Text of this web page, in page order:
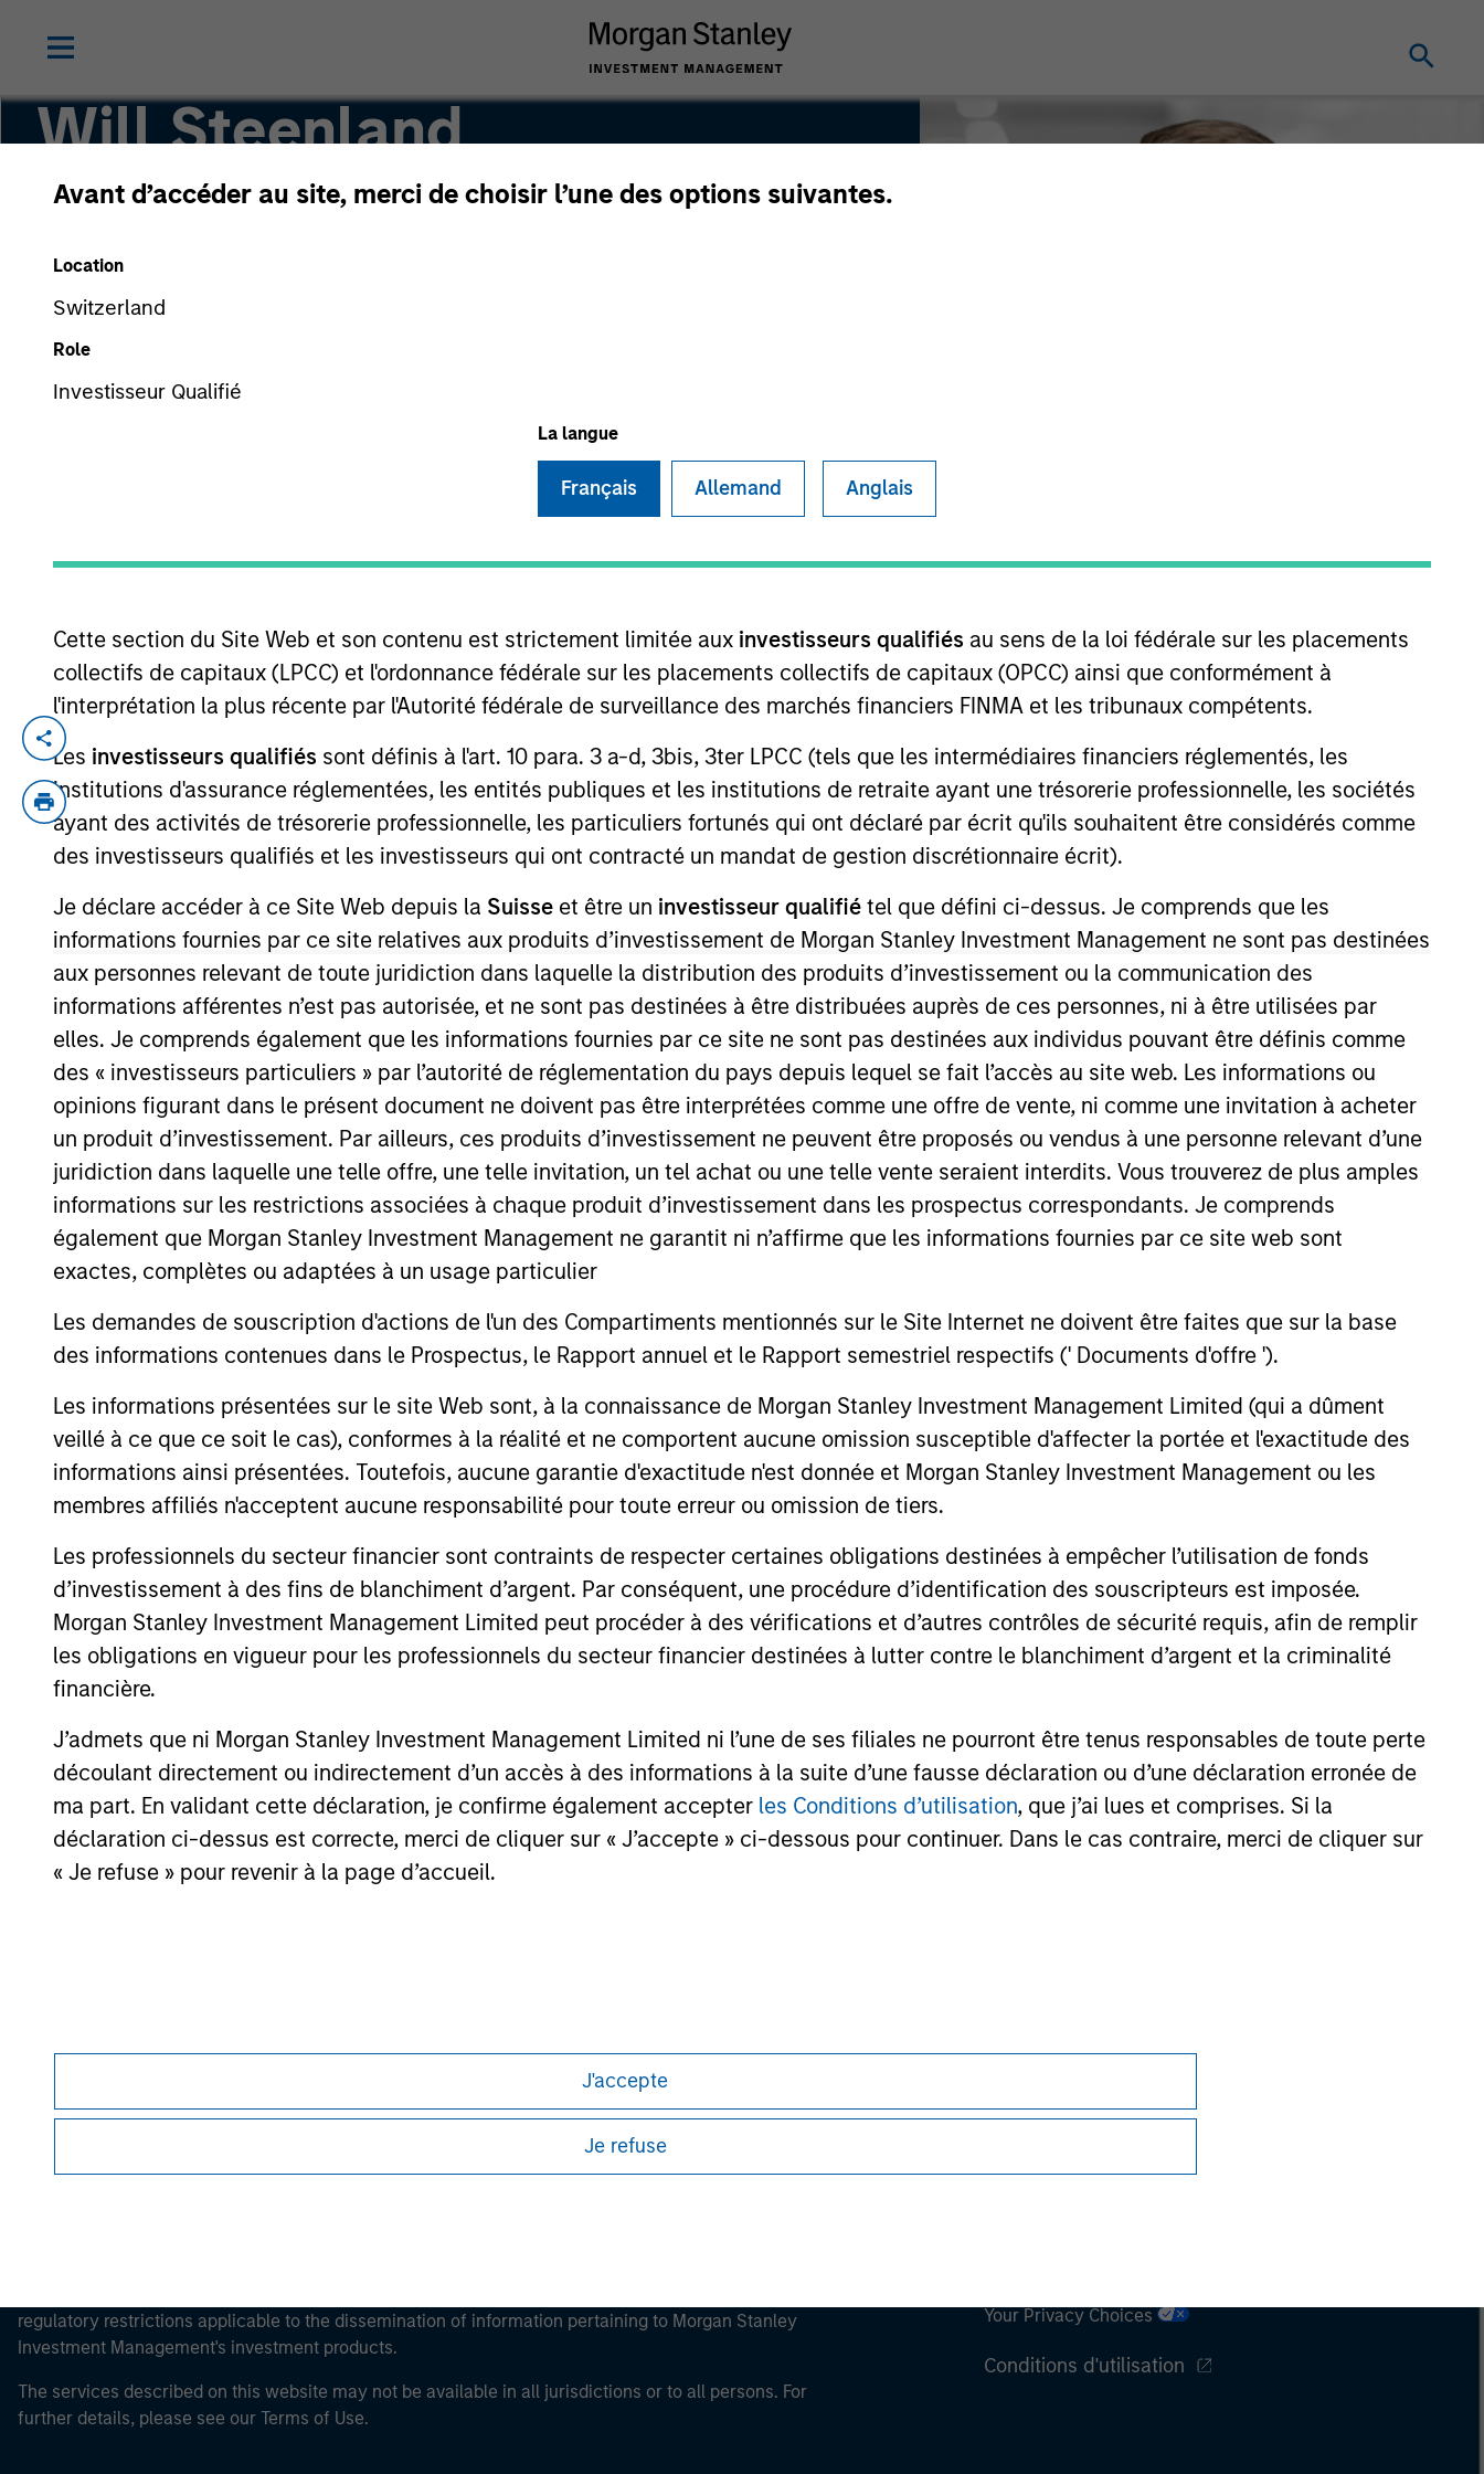
Avant d’accéder au site, merci de choisir l’une des options suivantes.
Location
Switzerland
Role
Investisseur Qualifié
La langue
Français Allemand Anglais
Cette section du Site Web et son contenu est strictement limitée aux investisseurs qualifiés au sens de la loi fédérale sur les placements
collectifs de capitaux (LPCC) et l'ordonnance fédérale sur les placements collectifs de capitaux (OPCC) ainsi que conformément à
l'interprétation la plus récente par l'Autorité fédérale de surveillance des marchés financiers FINMA et les tribunaux compétents.
Les investisseurs qualifiés sont définis à l'art. 10 para. 3 a-d, 3bis, 3ter LPCC (tels que les intermédiaires financiers réglementés, les
institutions d'assurance réglementées, les entités publiques et les institutions de retraite ayant une trésorerie professionnelle, les sociétés
ayant des activités de trésorerie professionnelle, les particuliers fortunés qui ont déclaré par écrit qu'ils souhaitent être considérés comme
des investisseurs qualifiés et les investisseurs qui ont contracté un mandat de gestion discrétionnaire écrit).
Je déclare accéder à ce Site Web depuis la Suisse et être un investisseur qualifié tel que défini ci-dessus. Je comprends que les
informations fournies par ce site relatives aux produits d’investissement de Morgan Stanley Investment Management ne sont pas destinées
aux personnes relevant de toute juridiction dans laquelle la distribution des produits d’investissement ou la communication des
informations afférentes n’est pas autorisée, et ne sont pas destinées à être distribuées auprès de ces personnes, ni à être utilisées par
elles. Je comprends également que les informations fournies par ce site ne sont pas destinées aux individus pouvant être définis comme
des « investisseurs particuliers » par l’autorité de réglementation du pays depuis lequel se fait l’accès au site web. Les informations ou
opinions figurant dans le présent document ne doivent pas être interprétées comme une offre de vente, ni comme une invitation à acheter
un produit d’investissement. Par ailleurs, ces produits d’investissement ne peuvent être proposés ou vendus à une personne relevant d’une
juridiction dans laquelle une telle offre, une telle invitation, un tel achat ou une telle vente seraient interdits. Vous trouverez de plus amples
informations sur les restrictions associées à chaque produit d’investissement dans les prospectus correspondants. Je comprends
également que Morgan Stanley Investment Management ne garantit ni n’affirme que les informations fournies par ce site web sont
exactes, complètes ou adaptées à un usage particulier
Les demandes de souscription d'actions de l'un des Compartiments mentionnés sur le Site Internet ne doivent être faites que sur la base
des informations contenues dans le Prospectus, le Rapport annuel et le Rapport semestriel respectifs (' Documents d'offre ').
Les informations présentées sur le site Web sont, à la connaissance de Morgan Stanley Investment Management Limited (qui a dûment
veillé à ce que ce soit le cas), conformes à la réalité et ne comportent aucune omission susceptible d'affecter la portée et l'exactitude des
informations ainsi présentées. Toutefois, aucune garantie d'exactitude n'est donnée et Morgan Stanley Investment Management ou les
membres affiliés n'acceptent aucune responsabilité pour toute erreur ou omission de tiers.
Les professionnels du secteur financier sont contraints de respecter certaines obligations destinées à empêcher l’utilisation de fonds
d’investissement à des fins de blanchiment d’argent. Par conséquent, une procédure d’identification des souscripteurs est imposée.
Morgan Stanley Investment Management Limited peut procéder à des vérifications et d’autres contrôles de sécurité requis, afin de remplir
les obligations en vigueur pour les professionnels du secteur financier destinées à lutter contre le blanchiment d’argent et la criminalité
financière.
J’admets que ni Morgan Stanley Investment Management Limited ni l’une de ses filiales ne pourront être tenus responsables de toute perte
découlant directement ou indirectement d’un accès à des informations à la suite d’une fausse déclaration ou d’une déclaration erronée de
ma part. En validant cette déclaration, je confirme également accepter les Conditions d’utilisation, que j’ai lues et comprises. Si la
déclaration ci-dessus est correcte, merci de cliquer sur « J’accepte » ci-dessous pour continuer. Dans le cas contraire, merci de cliquer sur
« Je refuse » pour revenir à la page d’accueil.
J'accepte
Je refuse
Will Steenland
Executive Director
YEARS OF INDUSTRY EXPERIENCE
Will Steenland is an Executive Director within Morgan Stanley’s Tactical Value Team (MSTV). Mr. Steenland joined Morgan Stanley
in 2014. Prior to his current role, he was an Investment Banking Analyst in the Firm’s M&A department where he was responsible
for analysis, diligence and execution of mergers, acquisitions, divestitures, corporate defense situations and leveraged buyouts.
In addition to his time in Investment Banking, Mr. Steenland spent a year in the Firm’s Fixed Income Division where he traded
Prime, Re-Performing and Non-Performing residential mortgages. He holds an B.A. in Economics from the University of Michigan.
Team Insights
ALTS IN FOCUS
Outlook
environment is becoming more favorable
for scaled private credit lenders as pricing
power improves and financing demand
accelerates, driven by cyclical and
secular forces.
16-JUL-2026
ALTS IN FOCUS
We expect new deal demand and a large
refinancing wave to gradually overtake
private credit supply allowing lenders to
preserve discipline, strengthen terms, and
capture the illiquidity premium to public
markets. Learn why in our 2026 Private
Credit outlook.
16-DEC-2025
PRESS RELEASE
Announces US$100 Million
Investment
commerce enablement platform, today
announced that it has secured an
investment round of US$100 million from
investment funds managed by Morgan
Stanley Tactical Value (“MSTV”) and from
West-Coast mutual fund managers. The
investment values Clip in line with the
Series D round completed in 2021.
19-JUN-2024
May not represent all Team Members.
The information on this page is for informational purposes only. The information contained herein does not constitute and should not be construed as an
offering of advisory services or an offer to sell or a solicitation of an offer to buy any securities in any jurisdiction in which such offer or solicitation,
purchase or sale would be unlawful under the securities, insurance or other laws of such jurisdiction.
All investing involves risks, including a loss of principal.
Please refer to the strategy detail page for important information on the strategy, including additional risk considerations.
Morgan Stanley Careers
regulatory restrictions applicable to the dissemination of information pertaining to Morgan Stanley
Investment Management's investment products.
The services described on this website may not be available in all jurisdictions or to all persons. For
further details, please see our Terms of Use.
Your Privacy Choices
Conditions d'utilisation